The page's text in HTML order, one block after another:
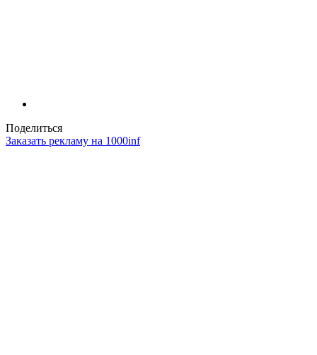
Поделиться
Заказать рекламу на 1000inf